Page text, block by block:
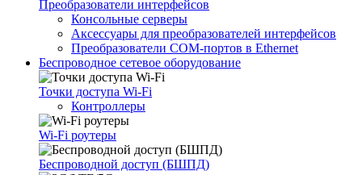
Преобразователи интерфейсов
Консольные серверы
Аксессуары для преобразователей интерфейсов
Преобразователи COM-портов в Ethernet
Беспроводное сетевое оборудование
Точки доступа Wi-Fi
Контроллеры
Wi-Fi роутеры
Беспроводной доступ (БШПД)